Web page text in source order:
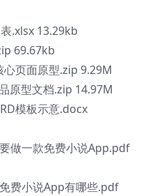
.xlsx 13.29kb
69.67kb
页面原型.zip 9.29M
原型文档.zip 14.97M
模板示意.docx
做一款免费小说App.pdf
费小说App有哪些.pdf